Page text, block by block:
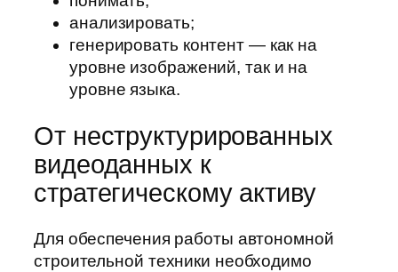
анализировать;
генерировать контент — как на
уровне изображений, так и на
уровне языка.
От неструктурированных
видеоданных к
стратегическому активу
Для обеспечения работы автономной
строительной техники необходимо